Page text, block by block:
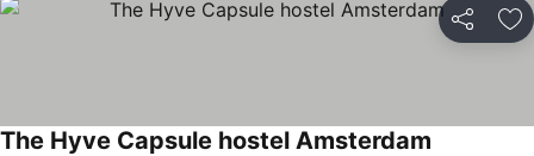
Partager
The Hyve Capsule hostel Amsterdam